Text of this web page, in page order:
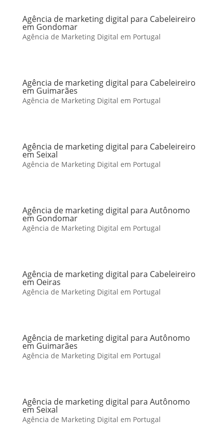
Agência de marketing digital para Cabeleireiro
em Gondomar
Agência de Marketing Digital em Portugal
Agência de marketing digital para Cabeleireiro
em Guimarães
Agência de Marketing Digital em Portugal
Agência de marketing digital para Cabeleireiro
em Seixal
Agência de Marketing Digital em Portugal
Agência de marketing digital para Autônomo
em Gondomar
Agência de Marketing Digital em Portugal
Agência de marketing digital para Cabeleireiro
em Oeiras
Agência de Marketing Digital em Portugal
Agência de marketing digital para Autônomo
em Guimarães
Agência de Marketing Digital em Portugal
Agência de marketing digital para Autônomo
em Seixal
Agência de Marketing Digital em Portugal